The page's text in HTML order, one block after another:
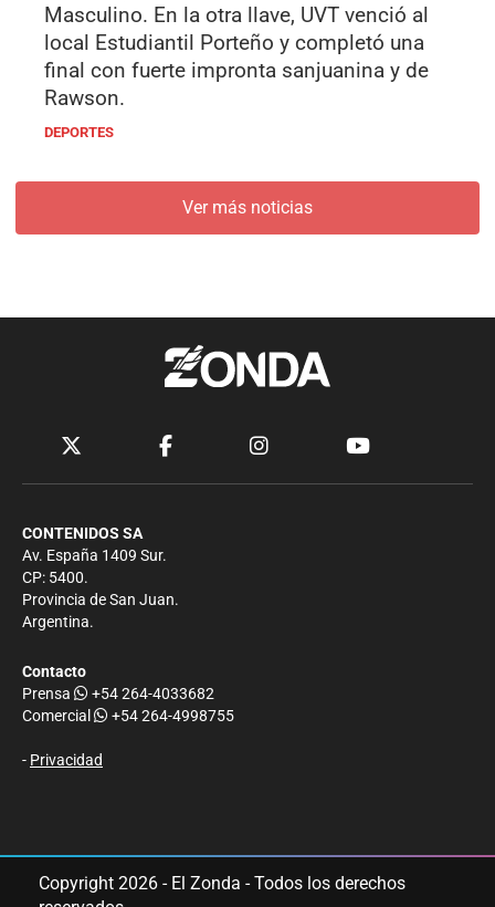
Masculino. En la otra llave, UVT venció al
local Estudiantil Porteño y completó una
final con fuerte impronta sanjuanina y de
Rawson.
DEPORTES
Ver más noticias
CONTENIDOS SA
Av. España 1409 Sur.
CP: 5400.
Provincia de San Juan.
Argentina.
Contacto
Prensa
+54 264-4033682
Comercial
+54 264-4998755
- Privacidad
Copyright 2026 - El Zonda - Todos los derechos